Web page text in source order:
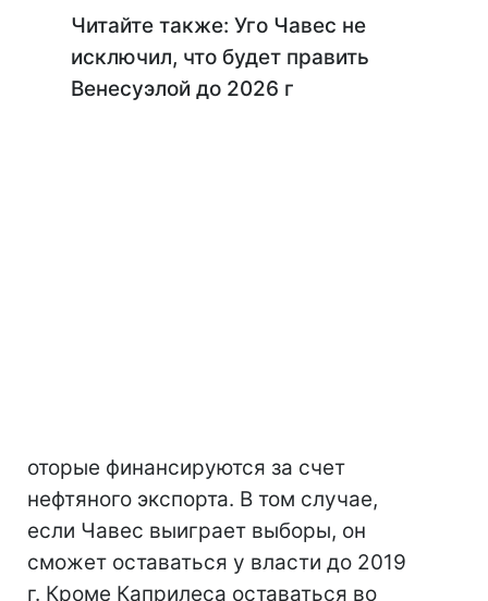
Читайте также: Уго Чавес не
исключил, что будет править
Венесуэлой до 2026 г
оторые финансируются за счет
нефтяного экспорта. В том случае,
если Чавес выиграет выборы, он
сможет оставаться у власти до 2019
г. Кроме Каприлеса оставаться во